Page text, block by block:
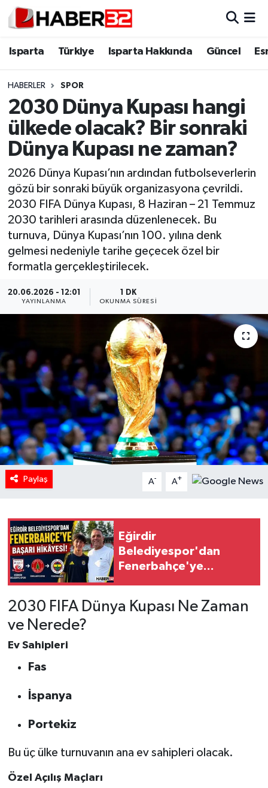
Isparta Türkiye Isparta Hakkında Güncel
HABERLER SPOR
2030 Dünya Kupası hangi
ülkede olacak? Bir sonraki
Dünya Kupası ne zaman?
2026 Dünya Kupası’nın ardından futbolseverlerin
gözü bir sonraki büyük organizasyona çevrildi.
2030 FIFA Dünya Kupası, 8 Haziran – 21 Temmuz
2030 tarihleri arasında düzenlenecek. Bu
turnuva, Dünya Kupası’nın 100. yılına denk
gelmesi nedeniyle tarihe geçecek özel bir
formatla gerçekleştirilecek.
20.06.2026 - 12:01
YAYINLANMA
1 DK
OKUNMA SÜRESI
Paylaş A- A+
Eğirdir
Belediyespor'dan
Fenerbahçe'ye...
2030 FIFA Dünya Kupası Ne Zaman
ve Nerede?
Ev Sahipleri
Fas
İspanya
Portekiz
Bu üç ülke turnuvanın ana ev sahipleri olacak.
Özel Açılış Maçları
Isparta
Esnaf Diyor ki;
ASAYİŞ
BİLİM VE TEKNOLOJİ
EĞİTİM
GENEL
HABERDE İNSAN
KÜLTÜR SANAT
MAGAZİN
Oyun
POLİTİKA
RESMİ İLANLAR
Spor
Tarihi Yapılarımız
Türkiye
Künye
Isparta Nöbetçi Eczaneler
Isparta Trafik Yoğunluk Haritası
Süper Lig Puan Durumu ve Fikstür
Tüm Manşetler
Son Dakika Haberleri
Haber Arşivi